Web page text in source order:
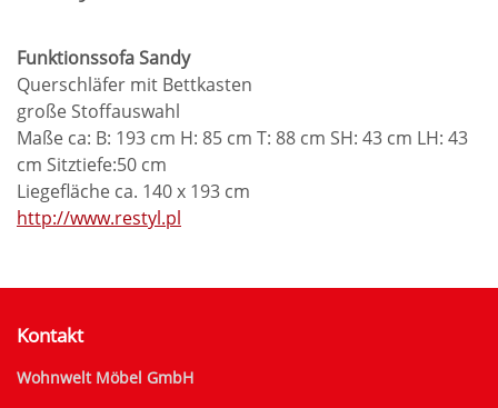
Funktionssofa Sandy
Querschläfer mit Bettkasten
große Stoffauswahl
Maße ca: B: 193 cm H: 85 cm T: 88 cm SH: 43 cm LH: 43
cm Sitztiefe:50 cm
Liegefläche ca. 140 x 193 cm
http://www.restyl.pl
Kontakt
Wohnwelt Möbel GmbH